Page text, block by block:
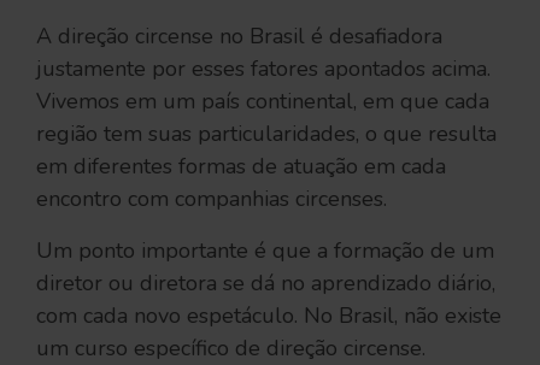
A direção circense no Brasil é desafiadora
justamente por esses fatores apontados acima.
Vivemos em um país continental, em que cada
região tem suas particularidades, o que resulta
em diferentes formas de atuação em cada
encontro com companhias circenses.
Um ponto importante é que a formação de um
diretor ou diretora se dá no aprendizado diário,
com cada novo espetáculo. No Brasil, não existe
um curso específico de direção circense.